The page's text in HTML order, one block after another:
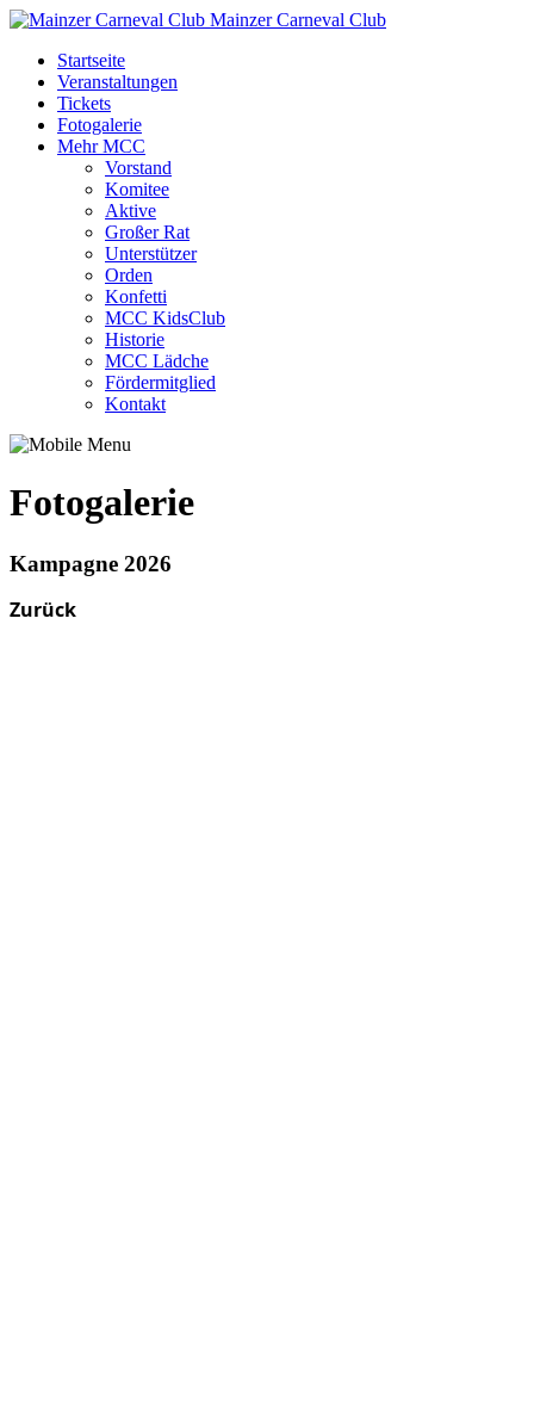
Mainzer Carneval Club
Startseite
Veranstaltungen
Tickets
Fotogalerie
Mehr MCC
Vorstand
Komitee
Aktive
Großer Rat
Unterstützer
Orden
Konfetti
MCC KidsClub
Historie
MCC Lädche
Fördermitglied
Kontakt
Fotogalerie
Kampagne 2026
Zurück